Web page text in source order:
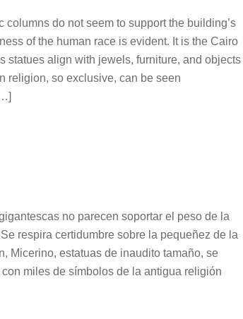
do not seem to support the building’s
of the human race is evident. It is the Cairo
statues align with jewels, furniture, and objects
religion, so exclusive, can be seen
no parecen soportar el peso de la
respira certidumbre sobre la pequeñez de la
Micerino, estatuas de inaudito tamaño, se
miles de símbolos de la antigua religión